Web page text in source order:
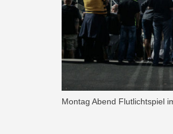
Montag Abend Flutlichtspiel